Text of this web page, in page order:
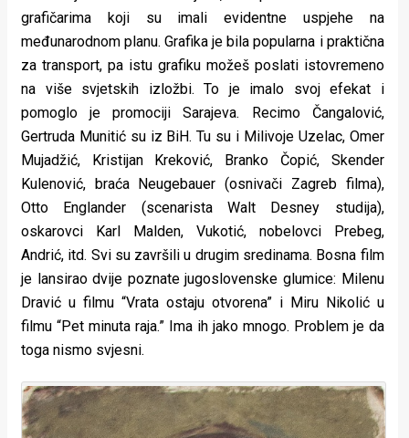
grafičarima koji su imali evidentne uspjehe na
međunarodnom planu. Grafika je bila popularna i praktična
za transport, pa istu grafiku možeš poslati istovremeno
na više svjetskih izložbi. To je imalo svoj efekat i
pomoglo je promociji Sarajeva. Recimo Čangalović,
Gertruda Munitić su iz BiH. Tu su i Milivoje Uzelac, Omer
Mujadžić, Kristijan Kreković, Branko Čopić, Skender
Kulenović, braća Neugebauer (osnivači Zagreb filma),
Otto Englander (scenarista Walt Desney studija),
oskarovci Karl Malden, Vukotić, nobelovci Prebeg,
Andrić, itd. Svi su završili u drugim sredinama. Bosna film
je lansirao dvije poznate jugoslovenske glumice: Milenu
Dravić u filmu “Vrata ostaju otvorena” i Miru Nikolić u
filmu “Pet minuta raja.” Ima ih jako mnogo. Problem je da
toga nismo svjesni.